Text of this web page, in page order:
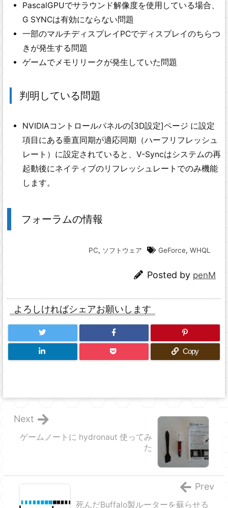
PascalGPUでサラウンド解像度を使用している場合、
G SYNCは有効にならない問題
一部のマルチディスプレイPCでディスプレイのちらつ
きが発生する問題
ゲームでメモリリークが発生していた問題
判明している問題
NVIDIAコントロールパネルの[3D設定]ページ に設定
項目にある垂直同期が適応同期（ハーフリフレッシュ
レート）に設定されていると、V-Syncはシステムの再
起動後にネイティブのリフレッシュレートでのみ機能
します。
フォーラムの情報
PC, ソフトウェア GeForce, WHQL
Posted by penM
よろしければシェアお願いします
Copy
ゲームノートに hydronaut 使ってみ
た
Next
死んだBuffalo製ルーターを蘇らせる
Prev